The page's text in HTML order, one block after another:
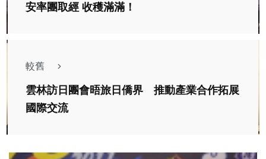
安率團取經 收穫滿滿！
較舊
雲林訪日團會晤旅日僑界 推動產業合作拓展
國際交流